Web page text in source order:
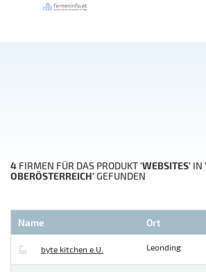
4 FIRMEN FÜR DAS PRODUKT'WEBSITES' IN
OBERÖSTERREICH'GEFUNDEN
Name Ort
byte kitchen e.U. Leonding